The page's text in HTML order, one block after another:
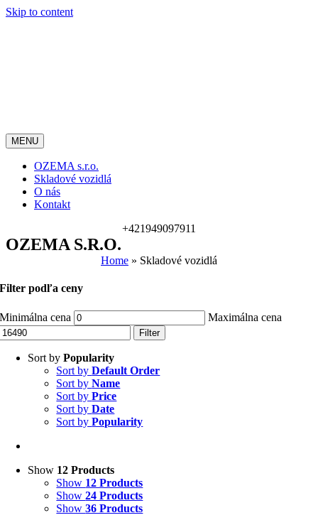
Skip to content
MENU
OZEMA s.r.o.
Skladové vozidlá
O nás
Kontakt
+421949097911
OZEMA S.r.o.
Home » Skladové vozidlá
Filter podľa ceny
Minimálna cena Maximálna cena
Filter
Sort byPopularity
Sort byDefault Order
Sort byName
Sort byPrice
Sort byDate
Sort byPopularity
Show 12 Products
Show 12 Products
Show24 Products
Show36 Products